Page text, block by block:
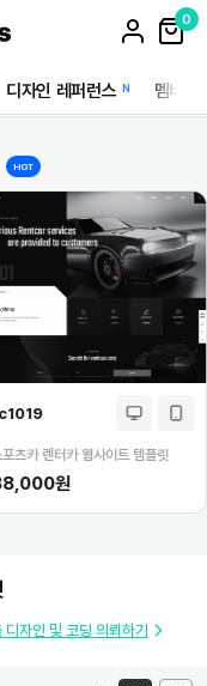
0
디자인 레퍼런스 N 멤버십
HOT
포츠카 렌터카 웹사이트 템플릿
원
디자인 및 코딩 의뢰하기